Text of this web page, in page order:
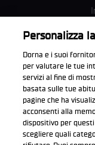
Personalizza
Dorna e i suoi
per valutare le tue
servizi al fine di
basata sulle tue
pagine che ha
acconsenti alla
dispositivo per questi
scegliere quali